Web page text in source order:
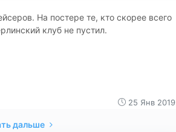
На постере те, кто скорее всего
клуб не пустил.
25 Янв 2019
дальше